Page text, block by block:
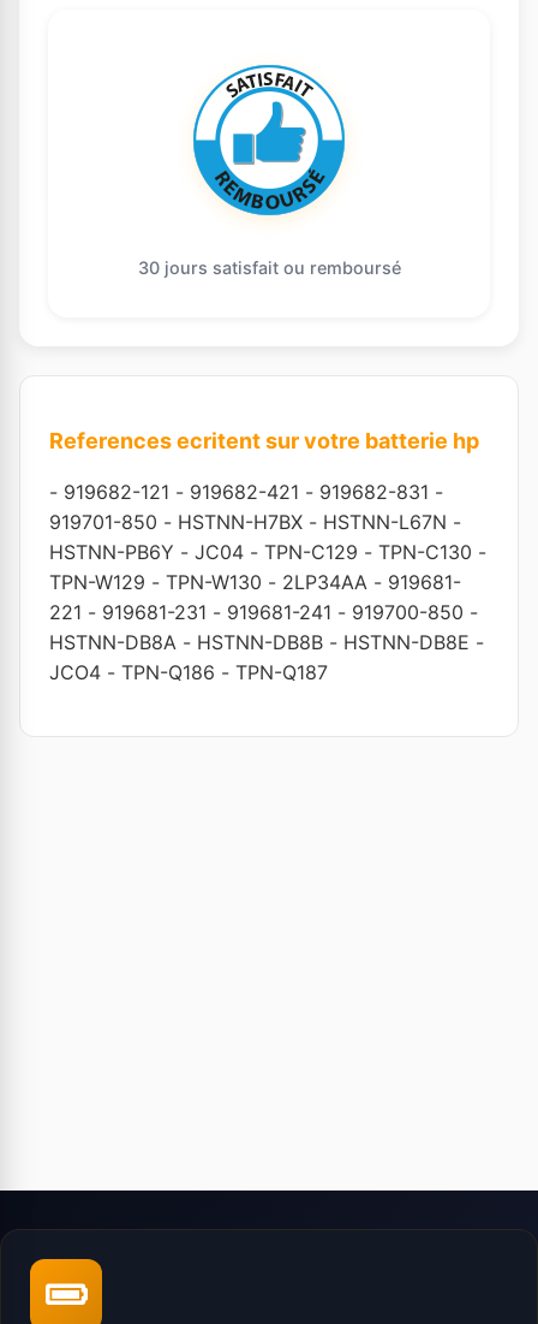
30 jours satisfait ou remboursé
References ecritent sur votre batterie hp
- 919682-121 - 919682-421 - 919682-831 -
919701-850 - HSTNN-H7BX - HSTNN-L67N -
HSTNN-PB6Y - JC04 - TPN-C129 - TPN-C130 -
TPN-W129 - TPN-W130 - 2LP34AA - 919681-
221 - 919681-231 - 919681-241 - 919700-850 -
HSTNN-DB8A - HSTNN-DB8B - HSTNN-DB8E -
JCO4 - TPN-Q186 - TPN-Q187